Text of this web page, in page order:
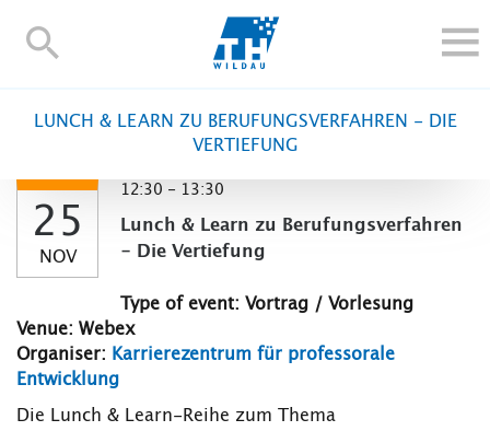
TH-
RESEARCH AND TRANSFER
ALUMNI
UNIVERSITY
INTERNATIONAL
Contact and directions Webmail Moodle
TH Online-Portal
LUNCH & LEARN ZU BERUFUNGSVERFAHREN - DIE
VERTIEFUNG
25
NOV
12:30 - 13:30
Lunch & Learn zu Berufungsverfahren
- Die Vertiefung
Type of event: Vortrag / Vorlesung
Venue: Webex
Organiser: Karrierezentrum für professorale
Entwicklung
Die Lunch & Learn-Reihe zum Thema